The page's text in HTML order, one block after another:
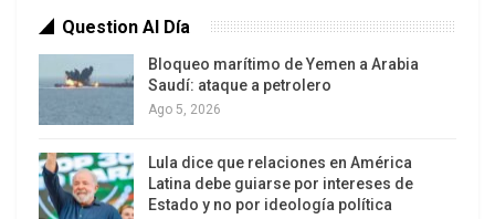
nombre de la revolución, han disfrutado las
mieles del poder, y se han aprovechado de
sus cargos para apropiarse de los recursos
de todos, disfrutando de privilegios;
favoreciendo a sus familiares, a sus
Question Al Día
Bloqueo marítimo de Yemen a Arabia
Saudí: ataque a petrolero
Ago 5, 2026
Lula dice que relaciones en América
Latina debe guiarse por intereses de
Estado y no por ideología política